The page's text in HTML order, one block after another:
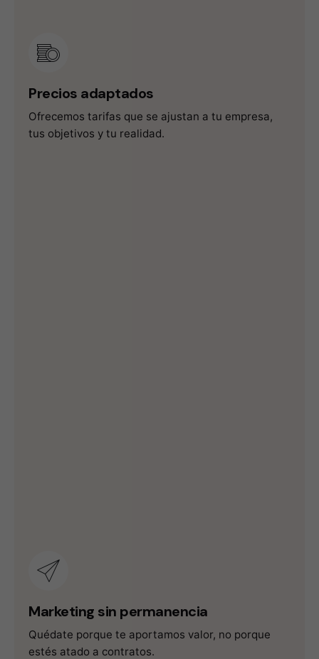
Precios adaptados
Ofrecemos tarifas que se ajustan a tu empresa,
tus objetivos y tu realidad.
Marketing sin permanencia
Quédate porque te aportamos valor, no porque
estés atado a contratos.